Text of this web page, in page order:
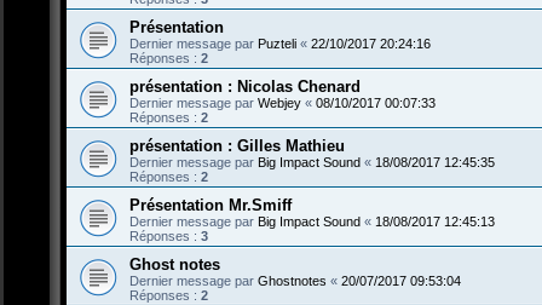
Présentation
Dernier message par Puzteli « 22/10/2017 20:24:16
Réponses : 2
présentation : Nicolas Chenard
Dernier message par Webjey « 08/10/2017 00:07:33
Réponses : 2
présentation : Gilles Mathieu
Dernier message par Big Impact Sound « 18/08/2017 12:45:35
Réponses : 2
Présentation Mr.Smiff
Dernier message par Big Impact Sound « 18/08/2017 12:45:13
Réponses : 3
Ghost notes
Dernier message par Ghostnotes « 20/07/2017 09:53:04
Réponses : 2